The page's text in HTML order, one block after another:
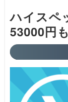
ハイスペ
53000円